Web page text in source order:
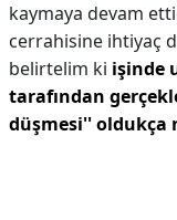
kaymaya devam
cerrahisine ihtiyaç
belirtelim ki işinde
tarafından
düşmesi''